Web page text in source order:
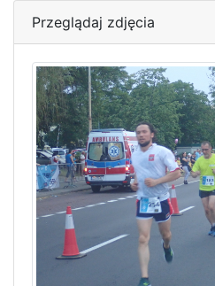
Przeglądaj zdjęcia